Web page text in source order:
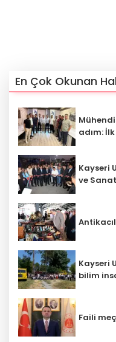
En Çok Okunan
adım:
Kayseri
ve
Kayseri
bilim
Faili